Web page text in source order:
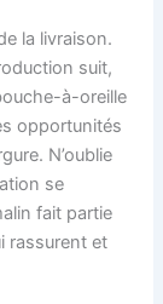
la livraison.
suit,
à-oreille
opportunités
N’oublie
se
fait partie
rassurent et